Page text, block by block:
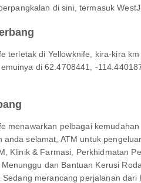
di sini, termasuk
terletak di Yellowknife, kira-kira
di 62.4708441, -
menawarkan pelbagai
anda selamat, ATM untuk
Klinik & Farmasi, Perkhidmatan
dan Bantuan Kerusi
merancang perjalanan